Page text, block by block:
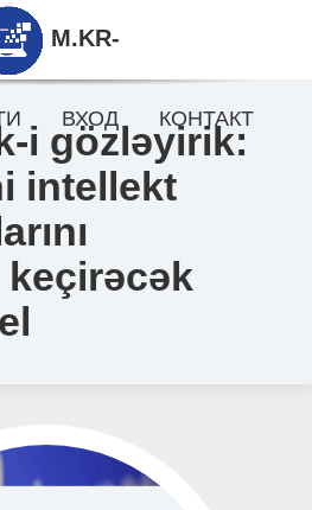
i gözləyirik:
intellekt
keçirəcək
M.KR-
ВХОД КОНТАКТ